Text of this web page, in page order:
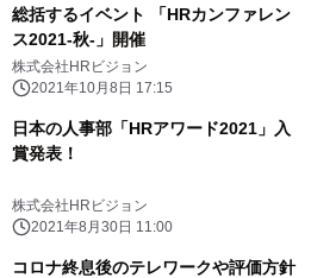
総括するイベント 「HRカンファレン
ス2021-秋-」開催
株式会社HRビジョン
2021年10月8日 17:15
日本の人事部「HRアワード2021」入
賞発表！
株式会社HRビジョン
2021年8月30日 11:00
コロナ終息後のテレワークや評価方針